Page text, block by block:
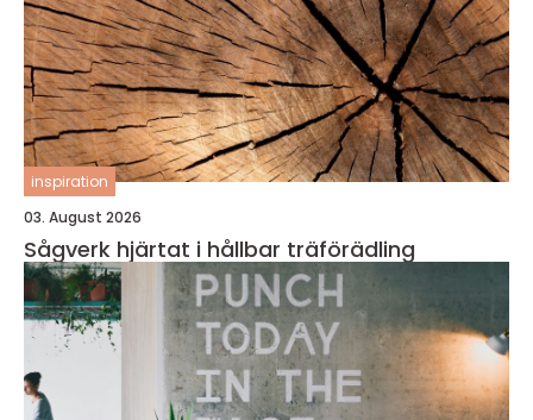
inspiration
03. August 2026
Sågverk hjärtat i hållbar träförädling